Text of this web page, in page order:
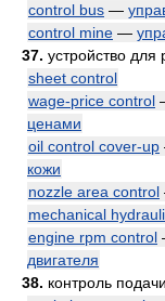
control bus —
control mine —
37. устройство
sheet control
wage-price control
ценами
oil control cover-up
кожи
nozzle area control
mechanical
engine rpm control
двигателя
38. контроль